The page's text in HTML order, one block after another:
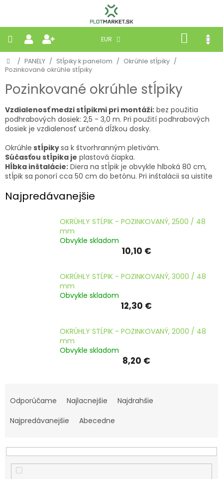
EUR
KOŠÍK
PLETIVÁ
PANELY
BRÁNY
PRÍRODNÉ
BETÓNOVÉ
STRIEŠKY
Domov
/ PANELY / Stĺpiky k panelom / Okrúhle stĺpiky /
Pozinkované okrúhle stĺpiky
Pozinkované okrúhle stĺpiky
Vzdialenosť medzi stĺpikmi pri montáži: bez použitia
podhrabových dosiek: 2,5 - 3,0 m. Pri použití podhrabových
dosiek je vzdialenosť určená dĺžkou dosky.
Okrúhle stĺpikysa k štvorhranným pletivám.
Súčasťou stĺpika je plastová čiapka.
Hĺbka inštalácie: Diera na stĺpik je obvykle hlboká 80 cm,
stĺpik sa ponorí cca 50 cm do betónu. Pri inštalácii sa uistite
Najpredávanejšie
OKRÚHLY STĹPIK - POZINKOVANÝ, 2500 / 48
mm
Obvykle skladom
10,10 €
OKRÚHLY STĹPIK - POZINKOVANÝ, 3000 / 48
mm
Obvykle skladom
12,30 €
OKRÚHLY STĹPIK - POZINKOVANÝ, 2000 / 48
mm
Obvykle skladom
8,20 €
a
e
i
e
p
Odporúčame Najlacnejšie
Najdrahšie
Najpredávanejšie
Abecedne